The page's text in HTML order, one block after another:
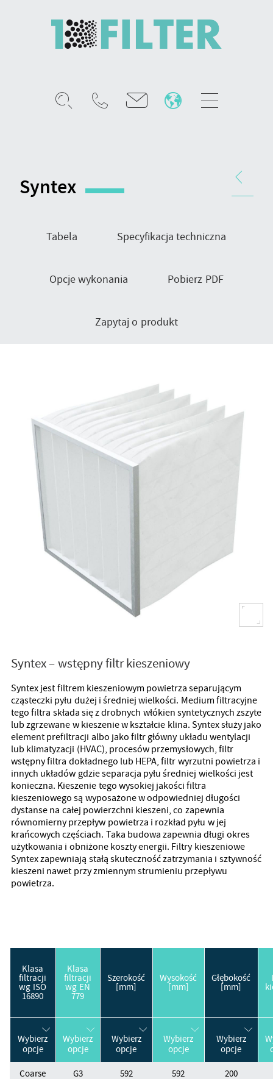
kieszeniowy
Syntex
produktu
Tabela Specyfikacja techniczna
Opcje wykonania Pobierz PDF
Zapytaj o produkt
Syntex – wstępny filtr kieszeniowy
Syntex jest filtrem kieszeniowym powietrza separującym
cząsteczki pyłu dużej i średniej wielkości. Medium filtracyjne
tego filtra składa się z drobnych włókien syntetycznych zszyte
lub zgrzewane w kieszenie w kształcie klina. Syntex służy jako
element prefiltracji albo jako filtr główny układu wentylacji
lub klimatyzacji (HVAC), procesów przemysłowych, filtr
wstępny filtra dokładnego lub HEPA, filtr wyrzutni powietrza i
innych układów gdzie separacja pyłu średniej wielkości jest
konieczna. Kieszenie tego wysokiej jakości filtra
kieszeniowego są wyposażone w odpowiedniej długości
dystanse na całej powierzchni kieszeni, co zapewnia
równomierny przepływ powietrza i rozkład pyłu w jej
krańcowych częściach. Taka budowa zapewnia długi okres
użytkowania i obniżone koszty energii. Filtry kieszeniowe
Syntex zapewniają stałą skuteczność zatrzymania i sztywność
kieszeni nawet przy zmiennym strumieniu przepływu
powietrza.
Klasa
filtracji
wg ISO
16890
Klasa
filtracji
wg EN
779
Szerokość
[mm]
Wysokość
[mm]
Głębokość
[mm]
Wybierz
opcje
Wybierz
opcje
Wybierz
opcje
Wybierz
opcje
Wybierz
opcje
Coarse
G3 592 592 200